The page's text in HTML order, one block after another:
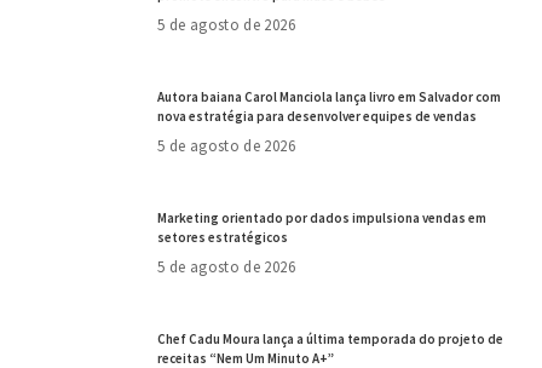
5 de agosto de 2026
Autora baiana Carol Manciola lança livro em Salvador com
nova estratégia para desenvolver equipes de vendas
5 de agosto de 2026
Marketing orientado por dados impulsiona vendas em
setores estratégicos
5 de agosto de 2026
Chef Cadu Moura lança a última temporada do projeto de
receitas “Nem Um Minuto A+”